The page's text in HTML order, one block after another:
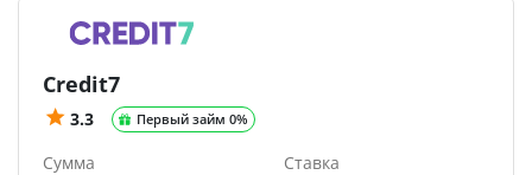
Credit7
3.3 Первый займ 0%
Сумма Ставка